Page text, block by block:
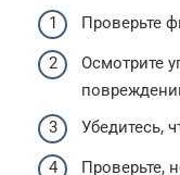
Проверьте
Осмотрите
Убедитесь,
Проверьте,